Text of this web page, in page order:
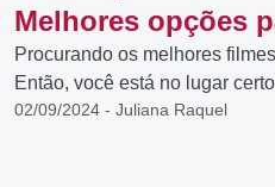
Melhores opções
Procurando os melhores
Então, você está no lugar
02/09/2024 - Juliana Raquel